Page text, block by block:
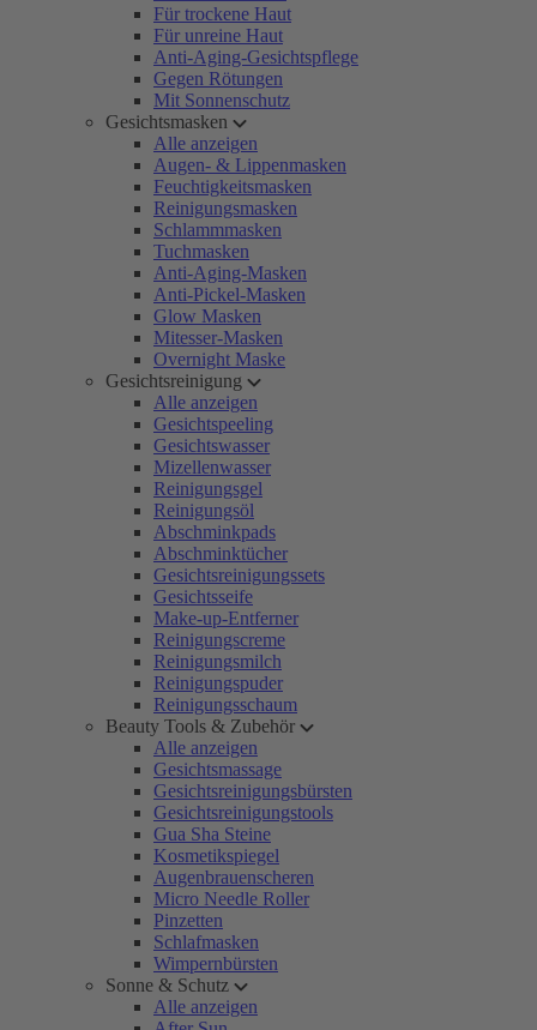
Für trockene Haut
Für unreine Haut
Anti-Aging-Gesichtspflege
Gegen Rötungen
Mit Sonnenschutz
Gesichtsmasken
Alle anzeigen
Augen- & Lippenmasken
Feuchtigkeitsmasken
Reinigungsmasken
Schlammmasken
Tuchmasken
Anti-Aging-Masken
Anti-Pickel-Masken
Glow Masken
Mitesser-Masken
Overnight Maske
Gesichtsreinigung
Alle anzeigen
Gesichtspeeling
Gesichtswasser
Mizellenwasser
Reinigungsgel
Reinigungsöl
Abschminkpads
Abschminktücher
Gesichtsreinigungssets
Gesichtsseife
Make-up-Entferner
Reinigungscreme
Reinigungsmilch
Reinigungspuder
Reinigungsschaum
Beauty Tools & Zubehör
Alle anzeigen
Gesichtsmassage
Gesichtsreinigungsbürsten
Gesichtsreinigungstools
Gua Sha Steine
Kosmetikspiegel
Augenbrauenscheren
Micro Needle Roller
Pinzetten
Schlafmasken
Wimpernbürsten
Sonne & Schutz
Alle anzeigen